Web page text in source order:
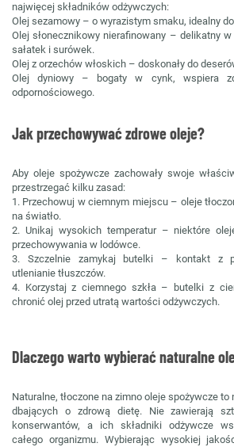
najwięcej składników odżywczych:
Olej sezamowy – o wyrazistym smaku, idealny
Olej słonecznikowy nierafinowany – delikatny
sałatek i surówek.
Olej z orzechów włoskich – doskonały do
Olej dyniowy – bogaty w cynk, wspiera
odpornościowego.
Jak przechowywać zdrowe oleje?
Aby oleje spożywcze zachowały swoje
przestrzegać kilku zasad:
1. Przechowuj w ciemnym miejscu – oleje
na światło.
2. Unikaj wysokich temperatur – niektóre
przechowywania w lodówce.
3. Szczelnie zamykaj butelki – kontakt z
utlenianie tłuszczów.
4. Korzystaj z ciemnego szkła – butelki z
chronić olej przed utratą wartości odżywczych.
Dlaczego warto wybierać naturalne
Naturalne, tłoczone na zimno oleje spożywcze
dbających o zdrową dietę. Nie zawierają
konserwantów, a ich składniki odżywcze
całego organizmu. Wybierając wysokiej